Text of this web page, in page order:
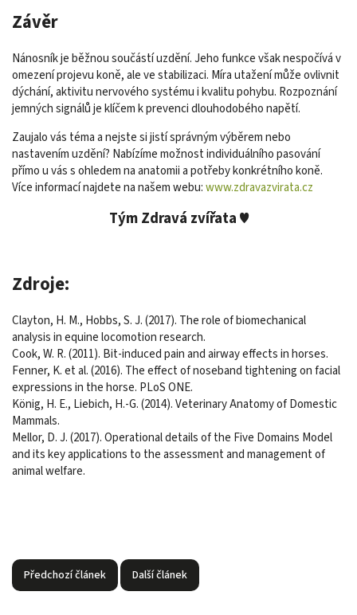
Závěr
Nánosník je běžnou součástí uzdění. Jeho funkce však nespočívá v
omezení projevu koně, ale ve stabilizaci. Míra utažení může ovlivnit
dýchání, aktivitu nervového systému i kvalitu pohybu. Rozpoznání
jemných signálů je klíčem k prevenci dlouhodobého napětí.
Zaujalo vás téma a nejste si jistí správným výběrem nebo
nastavením uzdění? Nabízíme možnost individuálního pasování
přímo u vás s ohledem na anatomii a potřeby konkrétního koně.
Více informací najdete na našem webu:www.zdravazvirata.cz⁠
Tým Zdravá zvířata ♥
Zdroje:
Clayton, H. M., Hobbs, S. J. (2017). The role of biomechanical
analysis in equine locomotion research.
Cook, W. R. (2011). Bit-induced pain and airway effects in horses.
Fenner, K. et al. (2016). The effect of noseband tightening on facial
expressions in the horse. PLoS ONE.
König, H. E., Liebich, H.-G. (2014). Veterinary Anatomy of Domestic
Mammals.
Mellor, D. J. (2017). Operational details of the Five Domains Model
and its key applications to the assessment and management of
animal welfare.
Předchozí článek Další článek